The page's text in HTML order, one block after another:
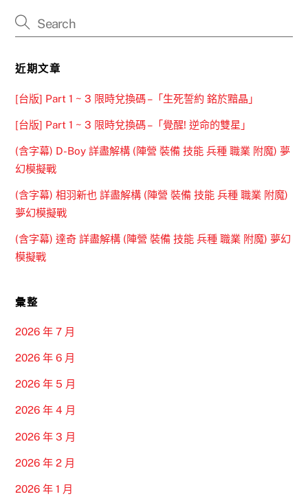
近期文章
[台版] Part 1 ~ 3 限時兌換碼 –「生死誓約 銘於黯晶」
[台版] Part 1 ~ 3 限時兌換碼 –「覺醒! 逆命的雙星」
(含字幕) D-Boy 詳盡解構 (陣營 裝備 技能 兵種 職業 附魔) 夢
幻模擬戰
(含字幕) 相羽新也 詳盡解構 (陣營 裝備 技能 兵種 職業 附魔)
夢幻模擬戰
(含字幕) 達奇 詳盡解構 (陣營 裝備 技能 兵種 職業 附魔) 夢幻
模擬戰
彙整
2026 年 7 月
2026 年 6 月
2026 年 5 月
2026 年 4 月
2026 年 3 月
2026 年 2 月
2026 年 1 月